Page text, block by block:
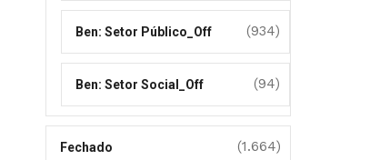
Ben: Setor Público_Off (934)
Ben: Setor Social_Off (94)
Fechado (1.664)